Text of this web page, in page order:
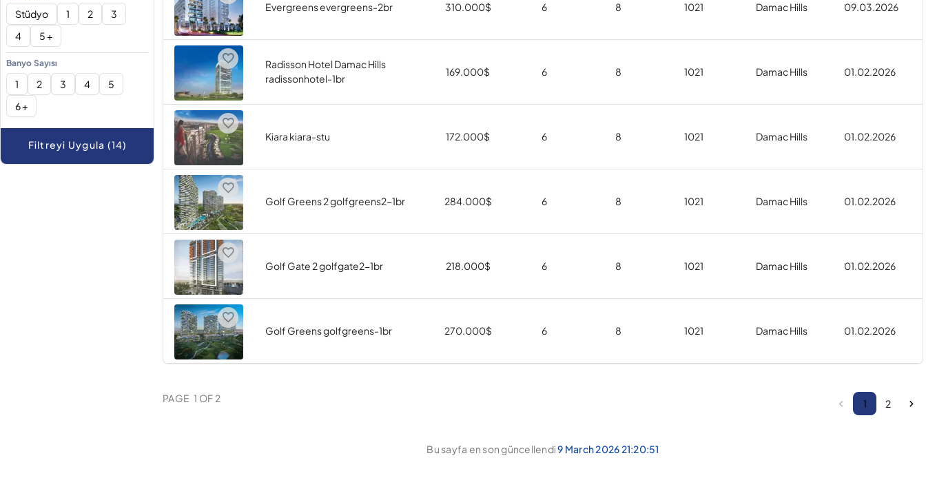
Stüdyo 1 2
3
4
5 +
Banyo Sayısı
1 2 3 4
5
6 +
Filtreyi Uygula (14)
Evergreens evergreens-2br 310.000$ 6 8 1021 Damac Hills 09.03.2026
Radisson Hotel Damac Hills
radissonhotel-1br
169.000$ 6 8 1021 Damac Hills 01.02.2026
Kiara kiara-stu 172.000$ 6 8 1021 Damac Hills 01.02.2026
Golf Greens 2 golfgreens2-1br 284.000$ 6 8 1021 Damac Hills 01.02.2026
Golf Gate 2 golfgate2-1br 218.000$ 6 8 1021 Damac Hills 01.02.2026
Golf Greens golfgreens-1br 270.000$ 6 8 1021 Damac Hills 01.02.2026
PAGE 1 OF 2 1 2
Bu sayfa en son güncellendi9 March 2026 21:20:51